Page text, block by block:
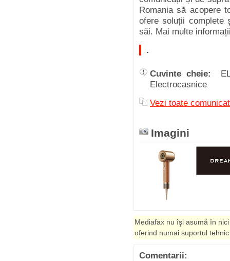
Romania să acopere
ofere soluții complete
săi. Mai multe
.
Cuvinte cheie:
Electrocasnice
Vezi toate
Imagini
Mediafax nu îşi asumă în
oferind numai suportul
Comentarii: